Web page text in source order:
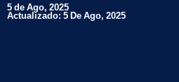
5 de Ago, 2025
Actualizado: 5 De Ago, 2025